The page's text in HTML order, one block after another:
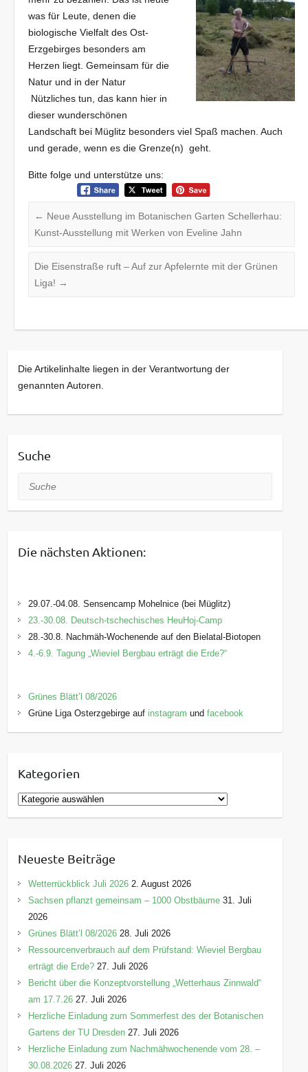
was für Leute, denen die
biologische Vielfalt des Ost-
Erzgebirges besonders am
Herzen liegt. Gemeinsam für die
Natur und in der Natur
Nützliches tun, das kann hier in
dieser wunderschönen
Landschaft bei Müglitz besonders viel Spaß machen. Auch
und gerade, wenn es die Grenze(n) geht.
Bitte folge und unterstütze uns:
← Neue Ausstellung im Botanischen Garten Schellerhau:
Kunst-Ausstellung mit Werken von Eveline Jahn
Die Eisenstraße ruft – Auf zur Apfelernte mit der Grünen
Liga! →
Die Artikelinhalte liegen in der Verantwortung der
genannten Autoren.
Suche
Suche
Die nächsten Aktionen:
29.07.-04.08. Sensencamp Mohelnice (bei Müglitz)
23.-30.08. Deutsch-tschechisches HeuHoj-Camp
28.-30.8. Nachmäh-Wochenende auf den Bielatal-Biotopen
4.-6.9. Tagung „Wieviel Bergbau erträgt die Erde?“
Grünes Blätt’l 08/2026
Grüne Liga Osterzgebirge auf instagram undfacebook
Kategorien
K
a
g
o
r
e
n
Neueste Beiträge
Wetterrückblick Juli 2026 2. August 2026
Sachsen pflanzt gemeinsam – 1000 Obstbäume 31. Juli
2026
Grünes Blätt’l 08/2026 28. Juli 2026
Ressourcenverbrauch auf dem Prüfstand: Wieviel Bergbau
erträgt die Erde? 27. Juli 2026
Bericht über die Konzeptvorstellung „Wetterhaus Zinnwald“
am 17.7.26 27. Juli 2026
Herzliche Einladung zum Sommerfest des der Botanischen
Gartens der TU Dresden 27. Juli 2026
Herzliche Einladung zum Nachmähwochenende vom 28. –
30.08.2026 27. Juli 2026